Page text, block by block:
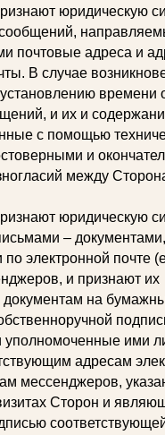
юридическую
почтовые адреса и
В случае
времени
и их и
с помощью
и
между
юридическую
– документами,
электронной почте
и признают их
на
уполномоченные ими
адресам
мессенджеров,
Сторон и